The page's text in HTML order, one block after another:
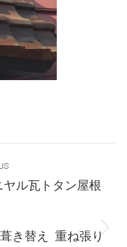
ル瓦トタン屋根
き替え 重ね張り